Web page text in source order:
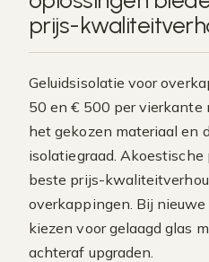
prijs-
Geluidsisolatie voor
50 en € 500 per vierkante
het gekozen materiaal en
isolatiegraad.
beste prijs-
overkappingen. Bij
kiezen voor gelaagd glas
achteraf upgraden.